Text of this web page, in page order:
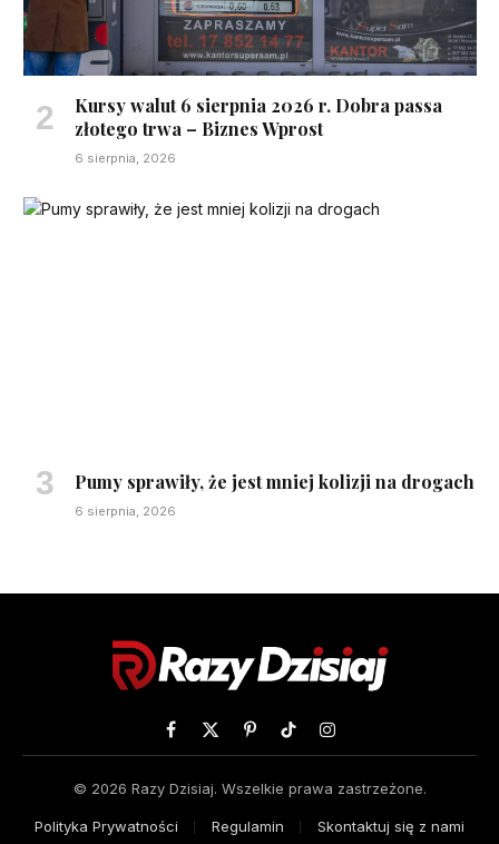
Kursy walut 6 sierpnia 2026 r. Dobra passa
złotego trwa – Biznes Wprost
6 sierpnia, 2026
Pumy sprawiły, że jest mniej kolizji na drogach
6 sierpnia, 2026
Facebook
X
PinterestTikTokInstagram
© 2026 Razy Dzisiaj. Wszelkie prawa zastrzeżone.
Polityka Prywatności Regulamin Skontaktuj się z nami